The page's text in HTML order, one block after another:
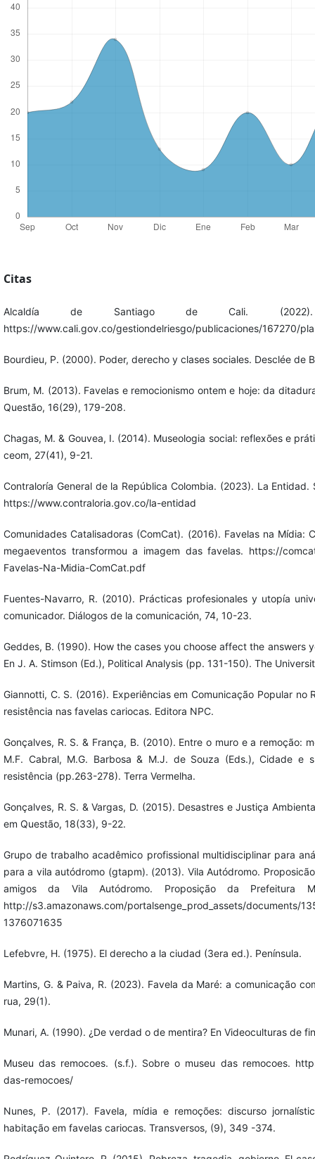
Citas
Alcaldía de Santiago de Cali.
https://www.cali.gov.co/gestiondelriesgo/publicaciones/167270/
Bourdieu, P. (2000). Poder, derecho y clases sociales. Desclée de
Brum, M. (2013). Favelas e remocionismo ontem e hoje: da
Questão, 16(29), 179-208.
Chagas, M. & Gouvea, I. (2014). Museologia social: reflexões e
ceom, 27(41), 9-21.
Contraloría General de la República Colombia. (2023). La
https://www.contraloria.gov.co/la-entidad
Comunidades Catalisadoras (ComCat). (2016). Favelas na
megaeventos transformou a imagem das favelas. https://
Favelas-Na-Midia-ComCat.pdf
Fuentes-Navarro, R. (2010). Prácticas profesionales y utopía
comunicador. Diálogos de la comunicación, 74, 10-23.
Geddes, B. (1990). How the cases you choose affect the answers
En J. A. Stimson (Ed.), Political Analysis (pp. 131-150). The
Giannotti, C. S. (2016). Experiências em Comunicação Popular
resistência nas favelas cariocas. Editora NPC.
Gonçalves, R. S. & França, B. (2010). Entre o muro e a remoção:
M.F. Cabral, M.G. Barbosa & M.J. de Souza (Eds.), Cidade e
resistência (pp.263-278). Terra Vermelha.
Gonçalves, R. S. & Vargas, D. (2015). Desastres e Justiça
em Questão, 18(33), 9-22.
Grupo de trabalho acadêmico profissional multidisciplinar para
para a vila autódromo (gtapm). (2013). Vila Autódromo.
amigos da Vila Autódromo. Proposição da Prefeitura
http://s3.amazonaws.com/portalsenge_prod_assets/documents/
1376071635
Lefebvre, H. (1975). El derecho a la ciudad (3era ed.). Península.
Martins, G. & Paiva, R. (2023). Favela da Maré: a comunicação
rua, 29(1).
Munari, A. (1990). ¿De verdad o de mentira? En Videoculturas de
Museu das remocoes. (s.f.). Sobre o museu das remocoes.
das-remocoes/
Nunes, P. (2017). Favela, mídia e remoções: discurso
habitação em favelas cariocas. Transversos, (9), 349 -374.